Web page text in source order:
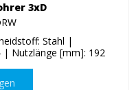
3xD
Stahl |
| Nutzlänge [mm]: 192